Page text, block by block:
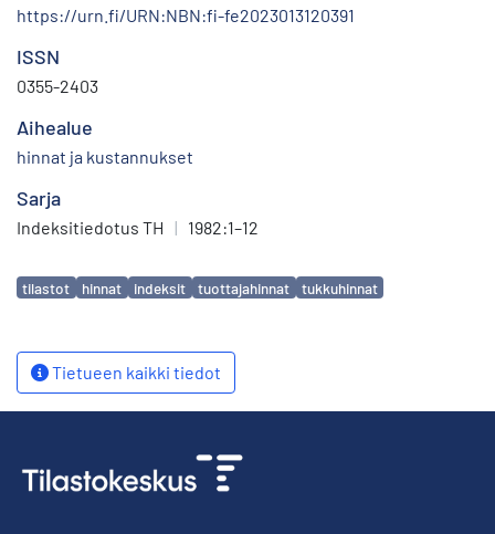
https://urn.fi/URN:NBN:fi-fe2023013120391
ISSN
0355-2403
Aihealue
hinnat ja kustannukset
Sarja
Indeksitiedotus TH | 1982:1–12
Avainsanat
tilastot hinnat indeksit tuottajahinnat tukkuhinnat
Tietueen kaikki tiedot